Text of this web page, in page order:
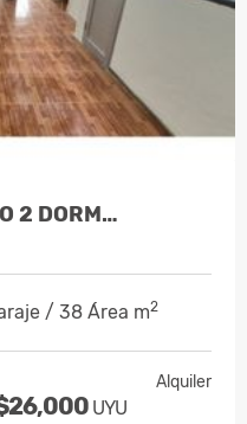
2 DORM…
/ 38 Área m2
Alquiler
UYU